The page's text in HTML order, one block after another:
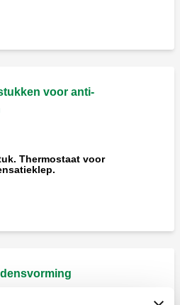
voor anti-
Thermostaat voor